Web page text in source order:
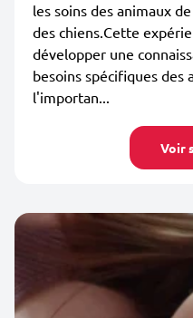
les soins des animaux
des chiens.Cette
développer une
besoins spécifiques des
l'importan...
Voir